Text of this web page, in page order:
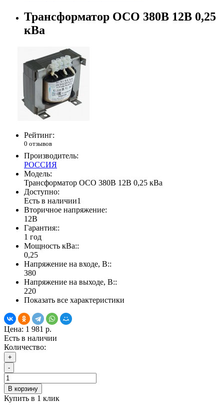
Трансформатор ОСО 380В 12В 0,25
кВа
Рейтинг:
0 отзывов
Производитель:
РОССИЯ
Модель:
Трансформатор ОСО 380В 12В 0,25 кВа
Доступно:
Есть в наличии1
Вторичное напряжение:
12В
Гарантия::
1 год
Мощность кВа::
0,25
Напряжение на входе, В::
380
Напряжение на выходе, В::
220
Показать все характеристики
Цена: 1 981 р.
Есть в наличии
Количество:
+
-
В корзину
Купить в 1 клик